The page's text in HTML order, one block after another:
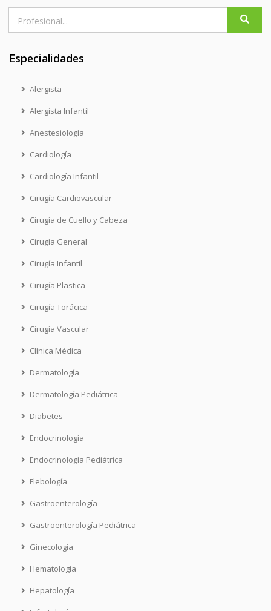
Especialidades
Alergista
Alergista Infantil
Anestesiología
Cardiología
Cardiología Infantil
Cirugía Cardiovascular
Cirugía de Cuello y Cabeza
Cirugía General
Cirugía Infantil
Cirugía Plastica
Cirugía Torácica
Cirugía Vascular
Clínica Médica
Dermatología
Dermatología Pediátrica
Diabetes
Endocrinología
Endocrinología Pediátrica
Flebología
Gastroenterología
Gastroenterología Pediátrica
Ginecología
Hematología
Hepatología